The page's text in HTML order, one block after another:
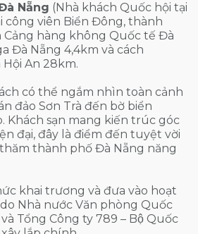
Nẵng (Nhà khách Quốc hội tại
công viên Biển Đông, thành
Cảng hàng không Quốc tế Đà
Đà Nẵng 4,4km và cách
An 28km.
có thể ngắm nhìn toàn cảnh
đảo Sơn Trà đến bờ biển
Khách sạn mang kiến trúc góc
đại, đây là điểm đến tuyệt vời
thành phố Đà Nẵng năng
khai trương và đưa vào hoạt
Nhà nước Văn phòng Quốc
Tổng Công ty 789 – Bộ Quốc